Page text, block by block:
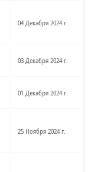
04 Декабря 2024 г.
03 Декабря 2024 г.
01 Декабря 2024 г.
25 Ноября 2024 г.